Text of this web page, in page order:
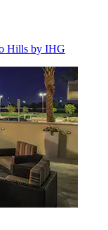
Hills by IHG